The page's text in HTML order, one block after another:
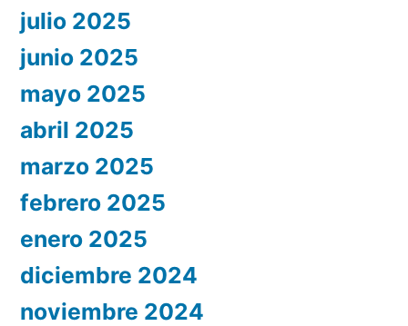
julio 2025
junio 2025
mayo 2025
abril 2025
marzo 2025
febrero 2025
enero 2025
diciembre 2024
noviembre 2024